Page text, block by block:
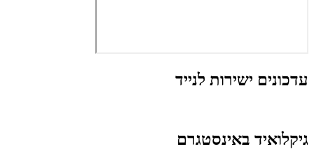
עדכונים ישירות לנייד
גיקלואיד באינסטגרם